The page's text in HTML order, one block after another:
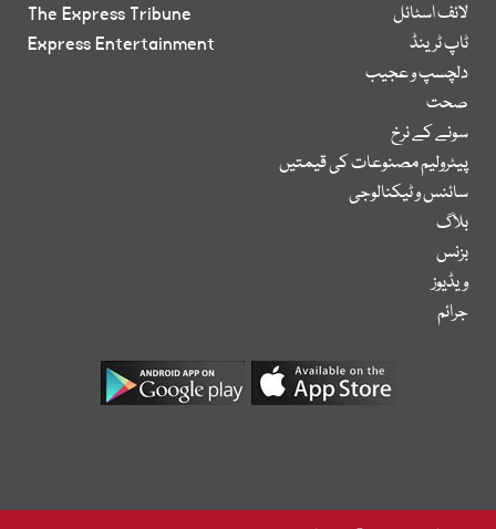
لائف اسٹائل
ٹاپ ٹرینڈ
دلچسپ و عجیب
صحت
سونے کے نرخ
پیٹرولیم مصنوعات کی قیمتیں
سائنس و ٹیکنالوجی
بلاگ
بزنس
ویڈیوز
جرائم
The Express Tribune
Express Entertainment